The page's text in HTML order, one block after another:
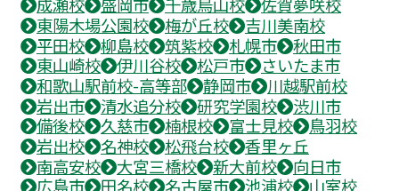
成瀬校
盛岡市 千歳烏山校
佐賀夢咲校
東陽木場公園校
梅が丘校
吉川美南校
平田校
柳島校 筑紫校 札幌市
秋田市
東山崎校
伊川谷校 松戸市
さいたま市
和歌山駅前校-高等部
静岡市
川越駅前校
岩出市
清水追分校 研究学園校
渋川市
備後校
久慈市 楠根校 富士見校
鳥羽校
岩出校
名神校 松飛台校
香里ヶ丘
南高安校
大宮三橋校 新大前校
向日市
広島市
田名校 名古屋市 池浦校
山室校